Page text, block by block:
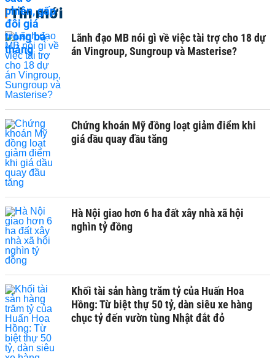
Tin mới
Lãnh đạo MB nói gì về việc tài trợ cho 18 dự
án Vingroup, Sungroup và Masterise?
Chứng khoán Mỹ đồng loạt giảm điểm khi
giá dầu quay đầu tăng
Hà Nội giao hơn 6 ha đất xây nhà xã hội
nghìn tỷ đồng
Khối tài sản hàng trăm tỷ của Huấn Hoa
Hồng: Từ biệt thự 50 tỷ, dàn siêu xe hàng
chục tỷ đến vườn tùng Nhật đắt đỏ